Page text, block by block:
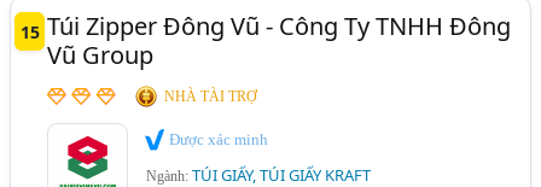
15 Túi Zipper Đông Vũ - Công Ty TNHH Đông
Vũ Group
NHÀ TÀI TRỢ
Được xác minh
Ngành:TÚI GIẤY, TÚI GIẤY KRAFT